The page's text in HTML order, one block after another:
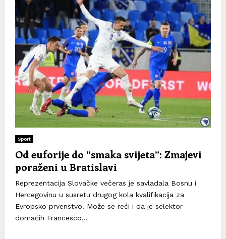
Sport
Od euforije do “smaka svijeta”: Zmajevi
poraženi u Bratislavi
Reprezentacija Slovačke večeras je savladala Bosnu i
Hercegovinu u susretu drugog kola kvalifikacija za
Evropsko prvenstvo. Može se reći i da je selektor
domaćih Francesco...